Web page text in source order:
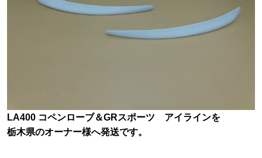
LA400 コペンローブ＆GRスポーツ アイラインを
栃木県のオーナー様へ発送です。